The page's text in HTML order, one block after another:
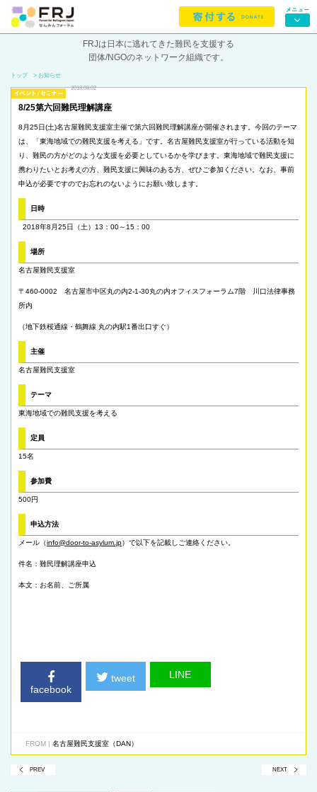
FRJは日本に逃れてきた難民を支援する
団体/NGOのネットワーク組織です。
トップ > お知らせ
2018.08.02
8/25第六回難民理解講座
8月25日(土)名古屋難民支援室主催で第六回難民理解講座が開催されます。今回のテーマ
は、「東海地域での難民支援を考える」です。名古屋難民支援室が行っている活動を知
り、難民の方がどのような支援を必要としているかを学びます。東海地域で難民支援に
携わりたいとお考えの方、難民支援に興味のある方、ぜひご参加ください。なお、事前
申込が必要ですのでお忘れのないようにお願い致します。
日時
2018年8月25日（土）13：00～15：00
場所
名古屋難民支援室
〒460-0002 名古屋市中区丸の内2-1-30丸の内オフィスフォーラム7階 川口法律事務
所内
（地下鉄桜通線・鶴舞線 丸の内駅1番出口すぐ）
主催
名古屋難民支援室
テーマ
東海地域での難民支援を考える
定員
15名
参加費
500円
申込方法
メール（info@door-to-asylum.jp）で以下を記載しご連絡ください。
件名：難民理解講座申込
本文：お名前、ご所属
facebook
tweet LINE
FROM | 名古屋難民支援室（DAN）
PREV NEXT